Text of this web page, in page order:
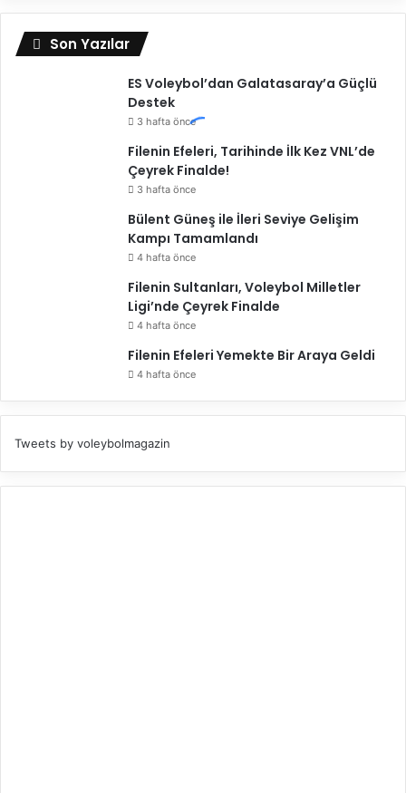
Son Yazılar
ES Voleybol’dan Galatasaray’a Güçlü
Destek
3 hafta önce
Filenin Efeleri, Tarihinde İlk Kez VNL’de
Çeyrek Finalde!
3 hafta önce
Bülent Güneş ile İleri Seviye Gelişim
Kampı Tamamlandı
4 hafta önce
Filenin Sultanları, Voleybol Milletler
Ligi’nde Çeyrek Finalde
4 hafta önce
Filenin Efeleri Yemekte Bir Araya Geldi
4 hafta önce
Tweets by voleybolmagazin